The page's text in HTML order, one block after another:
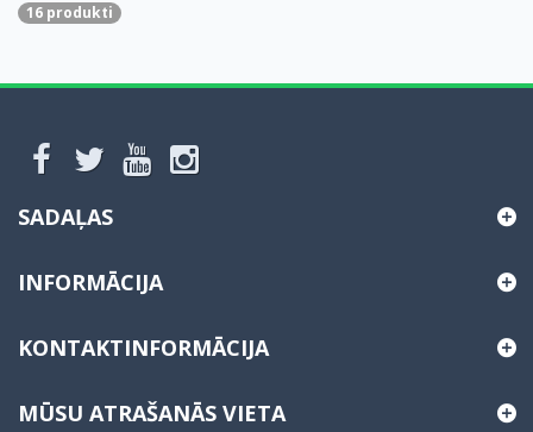
16 produkti
SADAĻAS
INFORMĀCIJA
KONTAKTINFORMĀCIJA
MŪSU ATRAŠANĀS VIETA